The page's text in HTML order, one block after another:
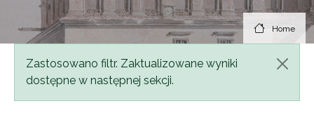
Home
Status message
Zastosowano filtr. Zaktualizowane wyniki
dostępne w następnej sekcji.